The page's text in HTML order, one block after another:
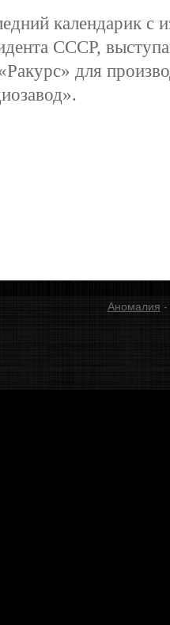
календарик с
СССР,
для
Аномалия -